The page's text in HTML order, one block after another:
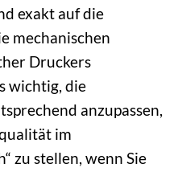
exakt auf die
mechanischen
Druckers
wichtig, die
anzupassen,
im
zu stellen, wenn Sie